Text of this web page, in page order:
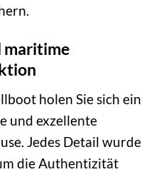
maritime
holen Sie sich ein
und exzellente
Jedes Detail wurde
die Authentizität